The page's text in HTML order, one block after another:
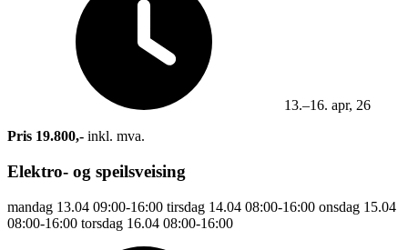
13.–16. apr, 26
Pris 19.800,- inkl. mva.
Elektro- og speilsveising
mandag 13.04 09:00-16:00 tirsdag 14.04 08:00-16:00 onsdag 15.04
08:00-16:00 torsdag 16.04 08:00-16:00